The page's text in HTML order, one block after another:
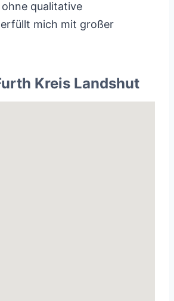
qualitative
mich mit großer
Kreis Landshut